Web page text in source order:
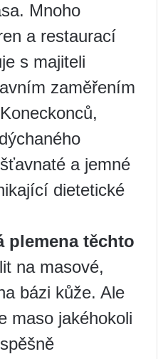
Mnoho
a restaurací
s majiteli
zaměřením
a jemné
dietetické
plemena těchto
na masové,
bázi kůže. Ale
maso jakéhokoli